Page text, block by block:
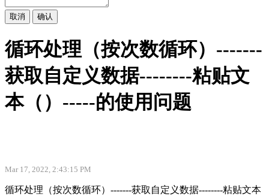
取消 确认
循环处理（按次数循环）-------
获取自定义数据--------粘贴文
本（）-----的使用问题
Mar 17, 2022, 2:43:15 PM
循环处理（按次数循环）-------获取自定义数据--------粘贴文本